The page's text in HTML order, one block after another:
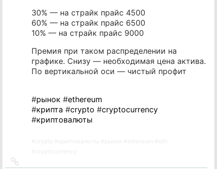
30% — на страйк прайс 4500
60% — на страйк прайс 6500
10% — на страйк прайс 9000
Премия при таком распределении на
графике. Снизу — необходимая цена актива.
По вертикальной оси — чистый профит
#рынок #ethereum
#крипта #crypto #cryptocurrency
#криптовалюты